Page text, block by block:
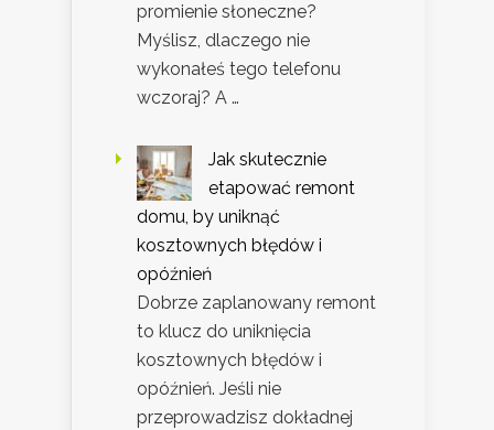
promienie słoneczne?
Myślisz, dlaczego nie
wykonałeś tego telefonu
wczoraj? A …
Jak skutecznie
etapować remont
domu, by uniknąć
kosztownych błędów i
opóźnień
Dobrze zaplanowany remont
to klucz do uniknięcia
kosztownych błędów i
opóźnień. Jeśli nie
przeprowadzisz dokładnej